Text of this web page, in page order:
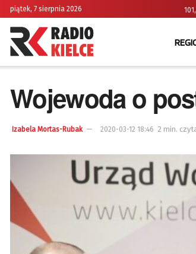
piątek, 7 sierpnia 2026
Wojewoda o
Izabela Mortas-Rubak 2020-03-12 18:46 2 min.